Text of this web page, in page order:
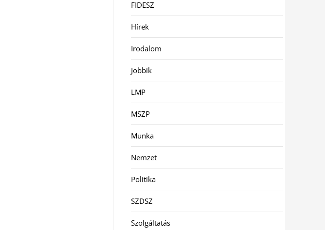
FIDESZ
Hírek
Irodalom
Jobbik
LMP
MSZP
Munka
Nemzet
Politika
SZDSZ
Szolgáltatás